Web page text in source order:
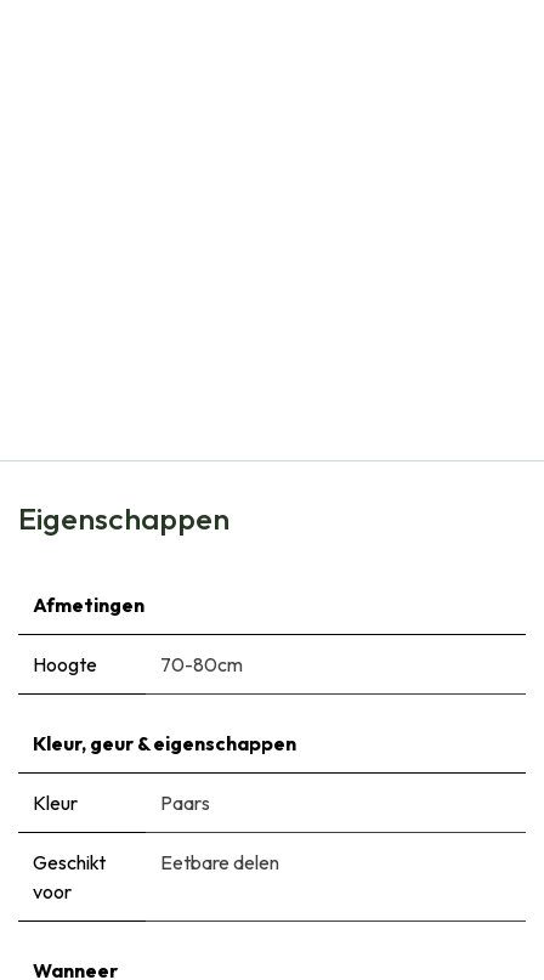
Eigenschappen
Afmetingen
Hoogte 70-80cm
Kleur, geur & eigenschappen
Kleur Paars
Geschikt
voor
Eetbare delen
Wanneer